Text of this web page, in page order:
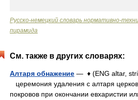
Русско-немецкий словарь нормативно-
пирамида
См. также в других словарях:
Алтаря обнажение — ♦ (ENG altar,
церемония удаления с алтаря
покровов при окончании евхаристии